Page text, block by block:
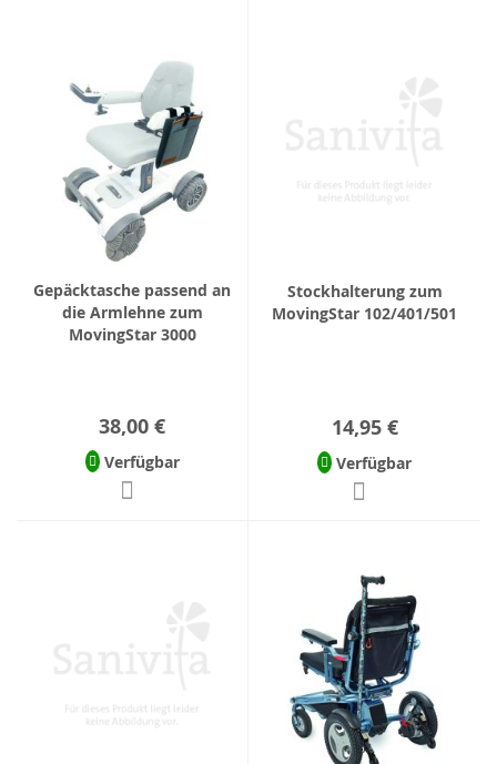
Gepäcktasche passend an
die Armlehne zum
MovingStar 3000
38,00 €
Verfügbar
Stockhalterung zum
MovingStar 102/401/501
14,95 €
Verfügbar